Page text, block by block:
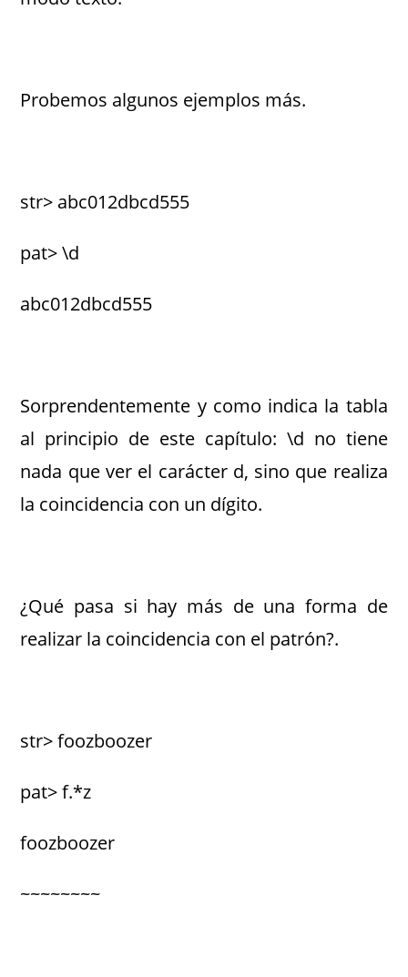
Probemos algunos ejemplos más.
str> abc012dbcd555
pat> \d
abc012dbcd555
Sorprendentemente y como indica la tabla
al principio de este capítulo: \d no tiene
nada que ver el carácter d, sino que realiza
la coincidencia con un dígito.
¿Qué pasa si hay más de una forma de
realizar la coincidencia con el patrón?.
str> foozboozer
pat> f.*z
foozboozer
~~~~~~~~